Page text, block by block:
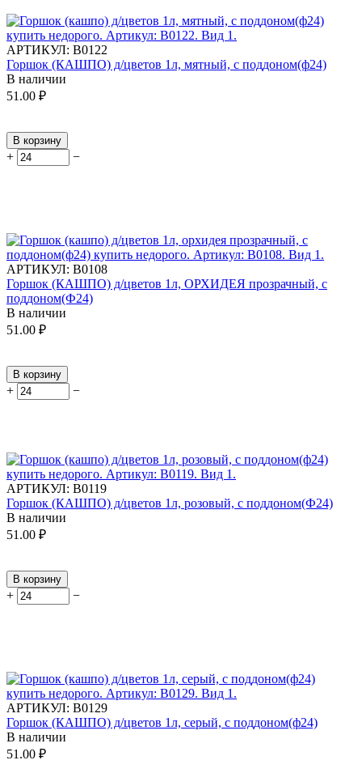
АРТИКУЛ: В0122
Горшок (КАШПО) д/цветов 1л, мятный, с поддоном(ф24)
В наличии
51.00 ₽
В корзину
+ −
АРТИКУЛ: В0108
Горшок (КАШПО) д/цветов 1л, ОРХИДЕЯ прозрачный, с
поддоном(Ф24)
В наличии
51.00 ₽
В корзину
+ −
АРТИКУЛ: В0119
Горшок (КАШПО) д/цветов 1л, розовый, с поддоном(Ф24)
В наличии
51.00 ₽
В корзину
+ −
АРТИКУЛ: В0129
Горшок (КАШПО) д/цветов 1л, серый, с поддоном(ф24)
В наличии
51.00 ₽